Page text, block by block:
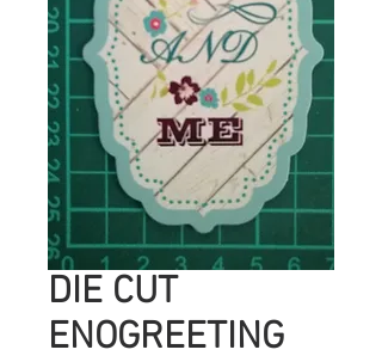
DIE CUT
ENOGREETING